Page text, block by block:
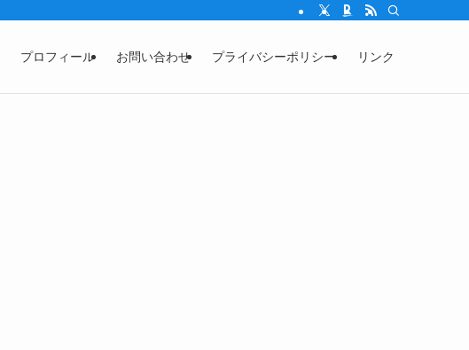
プロフィール お問い合わせ プライバシーポリシー リンク